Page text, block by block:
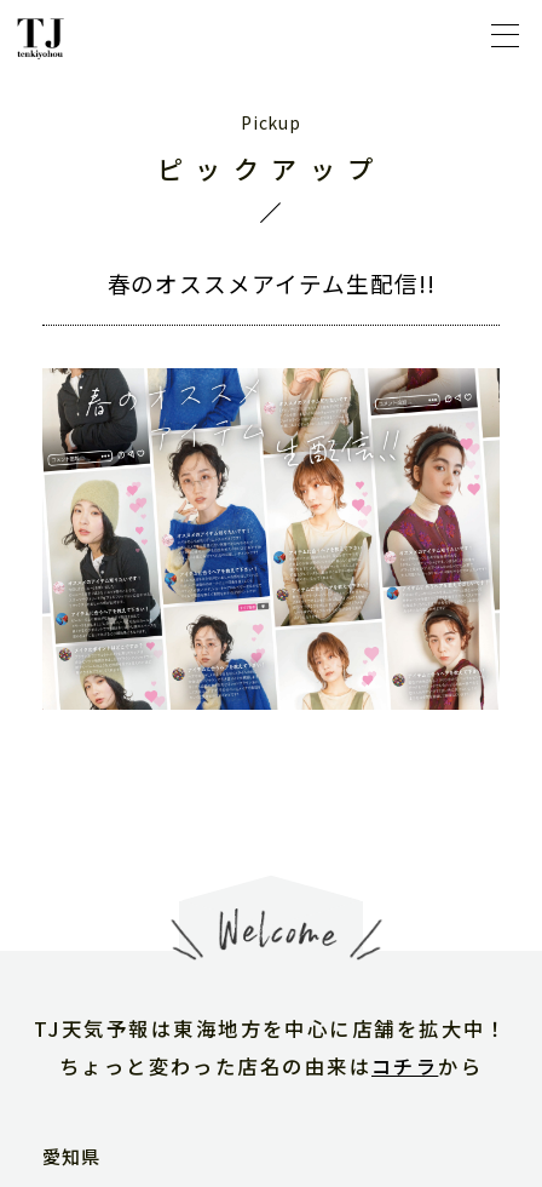
ピックアップ
春のオススメアイテム生配信!!
TJ天気予報は東海地方を中心に店舗を拡大中！
ちょっと変わった店名の由来は コチラ から
愛知県